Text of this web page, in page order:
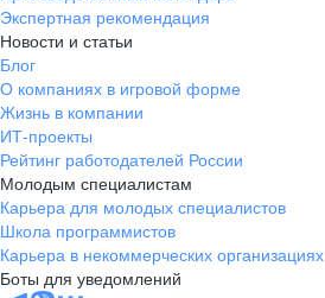
Экспертная рекомендация
Новости и статьи
Блог
О компаниях в игровой форме
Жизнь в компании
ИТ-проекты
Рейтинг работодателей России
Молодым специалистам
Карьера для молодых специалистов
Школа программистов
Карьера в некоммерческих организациях
Боты для уведомлений